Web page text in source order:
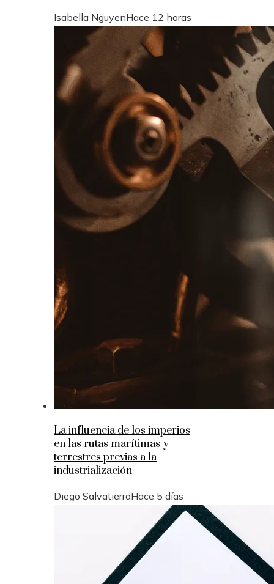
Isabella NguyenHace 12 horas
La influencia de los imperios
en las rutas marítimas y
terrestres previas a la
industrialización
Diego SalvatierraHace 5 días